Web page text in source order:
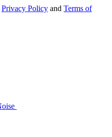
Privacy Policy and Terms of